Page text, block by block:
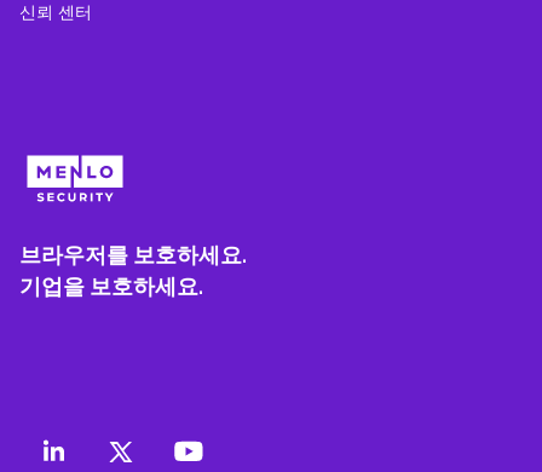
신뢰 센터
브라우저를 보호하세요.
기업을 보호하세요.